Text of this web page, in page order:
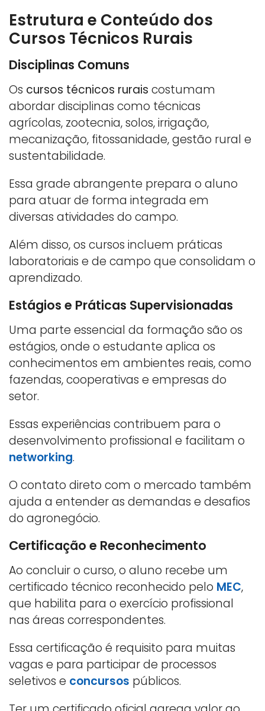
Estrutura e Conteúdo dos
Cursos Técnicos Rurais
Disciplinas Comuns
Os cursos técnicos rurais costumam
abordar disciplinas como técnicas
agrícolas, zootecnia, solos, irrigação,
mecanização, fitossanidade, gestão rural e
sustentabilidade.
Essa grade abrangente prepara o aluno
para atuar de forma integrada em
diversas atividades do campo.
Além disso, os cursos incluem práticas
laboratoriais e de campo que consolidam o
aprendizado.
Estágios e Práticas Supervisionadas
Uma parte essencial da formação são os
estágios, onde o estudante aplica os
conhecimentos em ambientes reais, como
fazendas, cooperativas e empresas do
setor.
Essas experiências contribuem para o
desenvolvimento profissional e facilitam o
networking.
O contato direto com o mercado também
ajuda a entender as demandas e desafios
do agronegócio.
Certificação e Reconhecimento
Ao concluir o curso, o aluno recebe um
certificado técnico reconhecido pelo MEC,
que habilita para o exercício profissional
nas áreas correspondentes.
Essa certificação é requisito para muitas
vagas e para participar de processos
seletivos e concursos públicos.